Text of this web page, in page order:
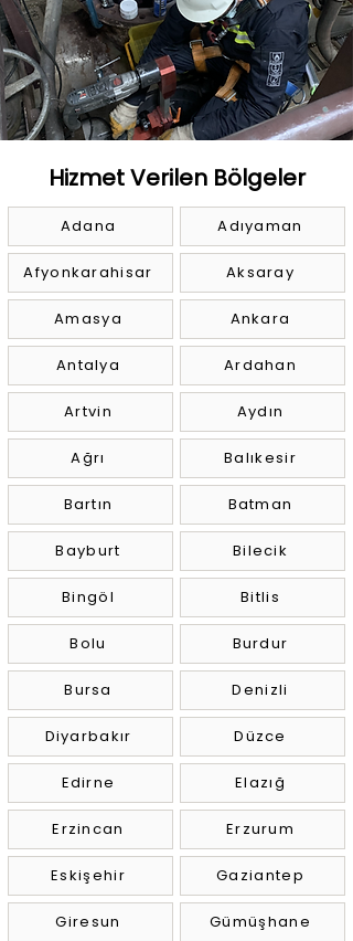
Hizmet Verilen Bölgeler
Adana
Afyonkarahisar
Amasya
Antalya
Artvin
Ağrı
Bartın
Bayburt
Bingöl
Bolu
Bursa
Diyarbakır
Edirne
Erzincan
Eskişehir
Giresun
Adıyaman
Aksaray
Ankara
Ardahan
Aydın
Balıkesir
Batman
Bilecik
Bitlis
Burdur
Denizli
Düzce
Elazığ
Erzurum
Gaziantep
Gümüşhane